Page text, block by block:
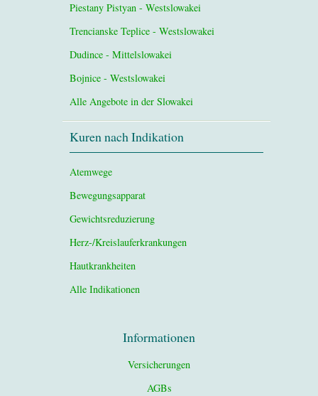
Piestany Pistyan - Westslowakei
Trencianske Teplice - Westslowakei
Dudince - Mittelslowakei
Bojnice - Westslowakei
Alle Angebote in der Slowakei
Kuren nach Indikation
Atemwege
Bewegungsapparat
Gewichtsreduzierung
Herz-/Kreislauferkrankungen
Hautkrankheiten
Alle Indikationen
Informationen
Versicherungen
AGBs